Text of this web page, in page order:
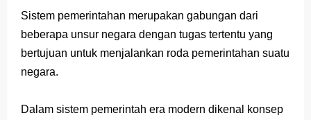
Pembahasan Soal OSN-K Geografi 2025 No 16-20
Pembahasan Soal OSN-K Geografi 2025 No 11-15
Pembahasan Soal OSN-K Geografi 2025 No 6-10
Sistem pemerintahan merupakan gabungan dari
beberapa unsur negara dengan tugas tertentu yang
bertujuan untuk menjalankan roda pemerintahan suatu
negara.
Dalam sistem pemerintah era modern dikenal konsep